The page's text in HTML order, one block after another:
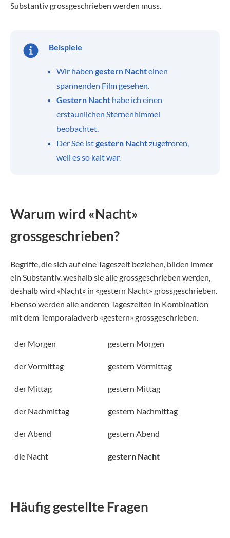
Substantiv grossgeschrieben werden muss.
Beispiele
Wir haben gestern Nachteinen
spannenden Film gesehen.
Gestern Nacht habe ich einen
erstaunlichen Sternenhimmel
beobachtet.
Der See istgestern Nachtzugefroren,
weil es so kalt war.
Warum wird «Nacht»
grossgeschrieben?
Begriffe, die sich auf eine Tageszeit beziehen, bilden immer
ein Substantiv, weshalb sie alle grossgeschrieben werden,
deshalb wird «Nacht» in «gestern Nacht» grossgeschrieben.
Ebenso werden alle anderen Tageszeiten in Kombination
mit dem Temporaladverb «gestern» grossgeschrieben.
der Morgen gestern Morgen
der Vormittag gestern Vormittag
der Mittag gestern Mittag
der Nachmittag gestern Nachmittag
der Abend gestern Abend
die Nacht gestern Nacht
Häufig gestellte Fragen